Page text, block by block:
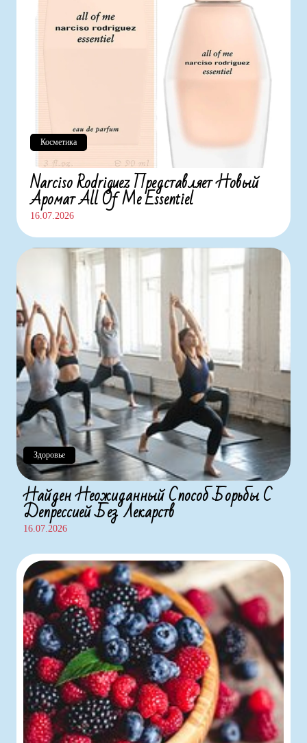
Narciso Rodriguez Представляет Новый
Аромат All Of Me Essentiel
16.07.2026
Косметика
Здоровье
Найден Неожиданный Способ Борьбы С
Депрессией Без Лекарств
16.07.2026